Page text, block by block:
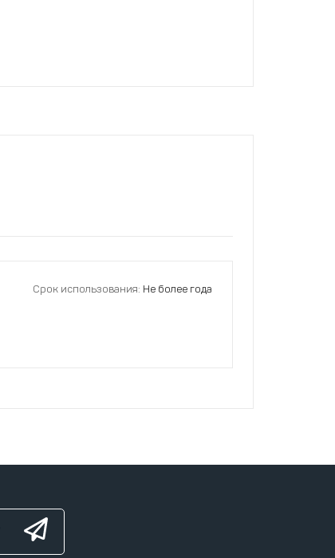
Срок использования: Не более года